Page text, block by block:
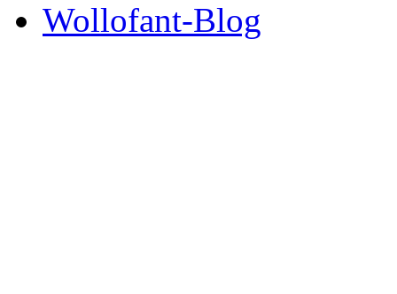
Wollofant-Blog